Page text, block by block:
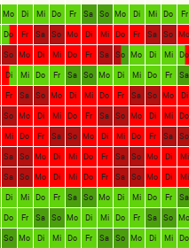
Mo Di Mi Do Fr Sa So Mo Di Mi Do
Fr
Do Fr Sa So Mo Di Mi Do Fr Sa So
So Mo Di Mi Do Fr Sa So Mo Di Mi Do
Di Mi Do Fr Sa So Mo Di Mi Do Fr
Sa
Fr Sa So Mo Di Mi Do Fr Sa So Mo
Di
So Mo Di Mi Do Fr Sa So Mo Di Mi Do
Mi Do Fr Sa So Mo Di Mi Do Fr Sa So
Sa So Mo Di Mi Do Fr Sa So Mo Di
Mi
Sa So Mo Di Mi Do Fr Sa So Mo Di
Mi
Di Mi Do Fr Sa So Mo Di Mi Do Fr
Sa
Do Fr Sa So Mo Di Mi Do Fr Sa So
So Mo Di Mi Do Fr Sa So Mo Di Mi Do